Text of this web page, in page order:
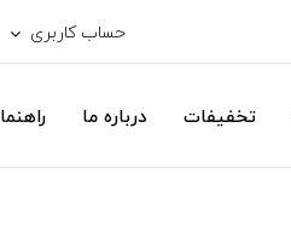
حساب کاربری
تخفیفات درباره ما راهنما